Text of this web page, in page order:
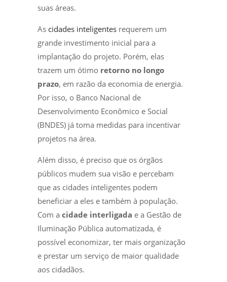
suas áreas.
As cidades inteligentes requerem um
grande investimento inicial para a
implantação do projeto. Porém, elas
trazem um ótimo retorno no longo
prazo, em razão da economia de energia.
Por isso, o Banco Nacional de
Desenvolvimento Econômico e Social
(BNDES) já toma medidas para incentivar
projetos na área.
Além disso, é preciso que os órgãos
públicos mudem sua visão e percebam
que as cidades inteligentes podem
beneficiar a eles e também à população.
Com a cidade interligada e a Gestão de
Iluminação Pública automatizada, é
possível economizar, ter mais organização
e prestar um serviço de maior qualidade
aos cidadãos.